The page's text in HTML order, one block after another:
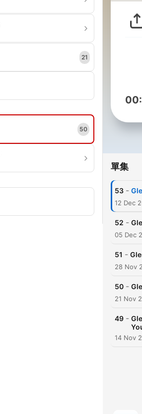
21
50
單集
53 -
12 Dec
52 -
05 Dec
51 -
28 Nov
50 -
21 Nov
49 -
14 Nov